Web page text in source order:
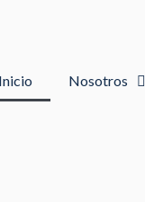
Inicio Nosotros